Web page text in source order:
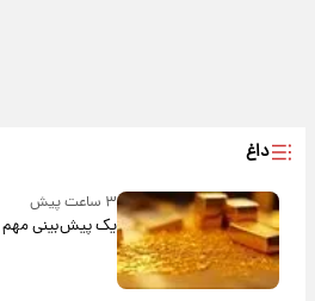
داغ
۳ ساعت پیش
یک پیش‌بینی مهم